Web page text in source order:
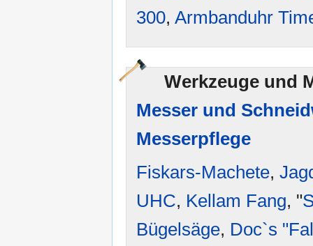
300, Armbanduhr
Werkzeuge und
Messer und
Messerpflege
Fiskars-Machete,
UHC, Kellam Fang, "
Bügelsäge, Doc`s